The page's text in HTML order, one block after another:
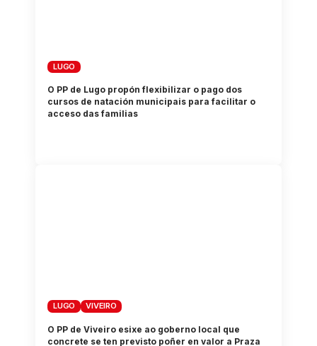
LUGO
O PP de Lugo propón flexibilizar o pago dos
cursos de natación municipais para facilitar o
acceso das familias
LUGO VIVEIRO
O PP de Viveiro esixe ao goberno local que
concrete se ten previsto poñer en valor a Praza